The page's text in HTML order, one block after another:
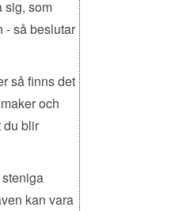
sig, som
- så beslutar
så finns det
och
du blir
kan vara